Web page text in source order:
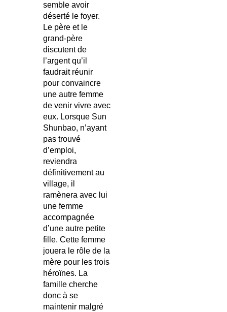
semble avoir
déserté le foyer.
Le père et le
grand-père
discutent de
l’argent qu’il
faudrait réunir
pour convaincre
une autre femme
de venir vivre avec
eux. Lorsque Sun
Shunbao, n’ayant
pas trouvé
d’emploi,
reviendra
définitivement au
village, il
ramènera avec lui
une femme
accompagnée
d’une autre petite
fille. Cette femme
jouera le rôle de la
mère pour les trois
héroïnes. La
famille cherche
donc à se
maintenir malgré